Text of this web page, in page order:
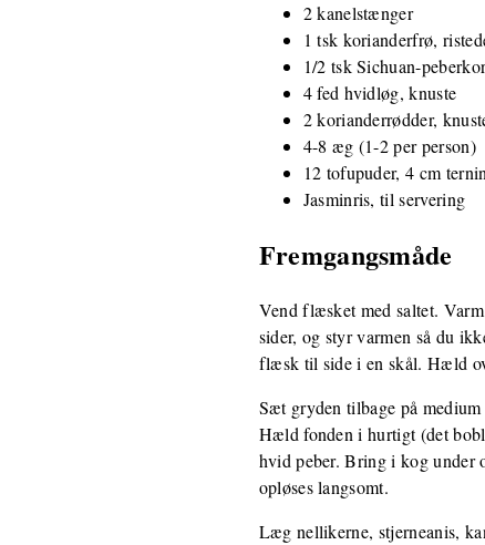
2 kanelstænger
1 tsk korianderfrø,
1/2 tsk Sichuan-
4 fed hvidløg, knuste
2 korianderrødder,
4-8 æg (1-2 per person)
12 tofupuder, 4 cm
Jasminris, til servering
Fremgangsmåde
Vend flæsket med saltet.
sider, og styr varmen så du
flæsk til side i en skål. Hæld
Sæt gryden tilbage på
Hæld fonden i hurtigt (det
hvid peber. Bring i kog under
opløses langsomt.
Læg nellikerne, stjerneanis,